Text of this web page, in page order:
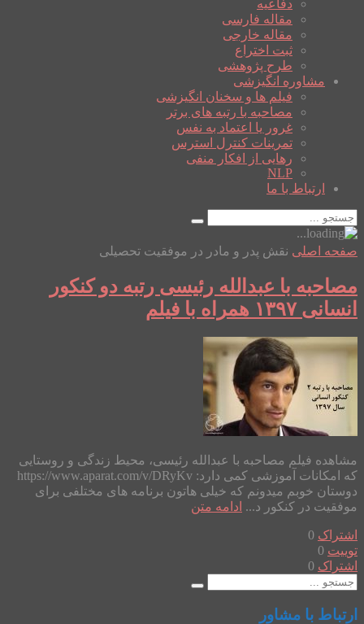
دفاعیه
مقاله فارسی
مقاله خارجی
ثبت اختراع
طرح پژوهشی
مشاوره انگیزشی
فیلم ها و سخنان انگیزشی
مصاحبه با رتبه های برتر
غرور یا اعتماد به نفس
تمرینات کنترل استرس
رهایی از افکار منفی
NLP
ارتباط با ما
صفحه اصلی نقش پدر و مادر در موفقیت تحصیلی
مصاحبه با عبدالله رئیسی رتبه دو کنکور
انسانی ۱۳۹۷ همراه با فیلم
مشاهده فیلم مصاحبه با عبدالله رئیسی، محیط زندگی و روستایی
که امکانات آموزشی کمی دارد: https://www.aparat.com/v/DRyKv
دوستان خوبم میدونم که خیلی هاتون برنامه های مختلفی برای
موفقیت در کنکور د... ادامه متن
اشتراک 0
توییت 0
اشتراک 0
ارتباط با مشاور